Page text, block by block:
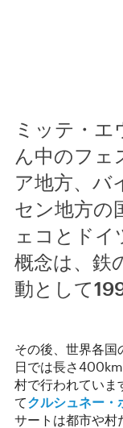
ミッテ・
ん中のフェ
ア地方、バ
セン地方の
ェコとドイ
概念は、鉄
動として
その後、世界各国
日では長さ
村で行われていま
てクルシュネー・
サートは都市や村